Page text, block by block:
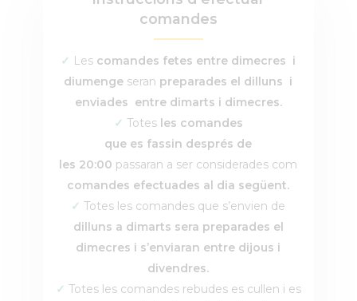
comandes
✓ Les comandes fetes entre dimecres i
diumenge seran preparades el dilluns i
enviades entre dimarts i dimecres.
✓ Totes les comandes
que es fassin després de
les 20:00 passaran a ser considerades com
comandes efectuades al dia següent.
✓Totes les comandes que s’envien de
dilluns a dimarts sera preparades el
dimecres i s’enviaran entre dijous i
divendres.
✓ Totes les comandes rebudes es cullen i es